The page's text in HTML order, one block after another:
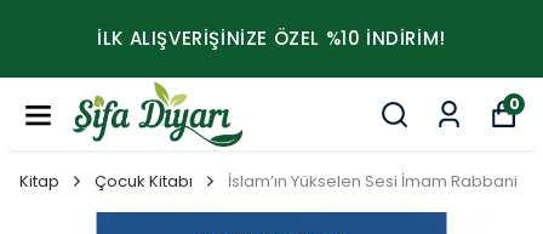
İLK ALIŞVERİŞİNİZE ÖZEL %10 İNDİRİM!
0
Kitap Çocuk Kitabı İslam’ın Yükselen Sesi İmam Rabbani